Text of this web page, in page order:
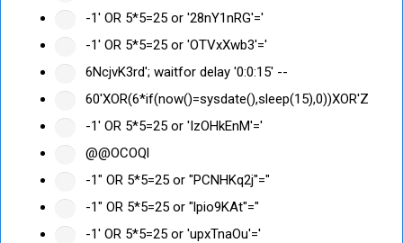
-1' OR 5*5=25 or '28nY1nRG'='
-1' OR 5*5=25 or 'OTVxXwb3'='
6NcjvK3rd'; waitfor delay '0:0:15' --
60'XOR(6*if(now()=sysdate(),sleep(15),0))XOR'Z
-1' OR 5*5=25 or 'IzOHkEnM'='
@@OCOQl
-1" OR 5*5=25 or "PCNHKq2j"="
-1" OR 5*5=25 or "lpio9KAt"="
-1' OR 5*5=25 or 'upxTnaOu'='